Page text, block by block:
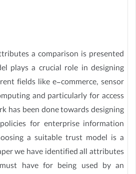
a comparison is presented
plays a crucial role in designing
fields like e-commerce, sensor
and particularly for access
has been done towards designing
for enterprise information
a suitable trust model is a
we have identified all attributes
have for being used by an